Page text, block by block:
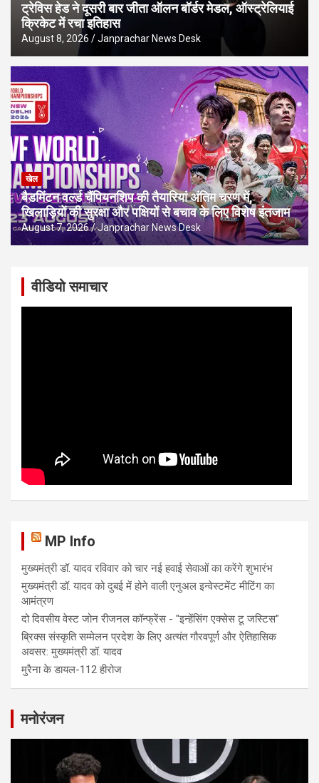
ट्रेविस हेड ने दूसरी बार जीता ऑलन बॉर्डर मेडल, ऑस्ट्रेलियाई
क्रिकेट में रचा इतिहास
August 8, 2026 Janprachar News Desk
खेल
बैडमिंटन वर्ल्ड चैंपियनशिप की तैयारियां अंतिम चरण में,
खिलाड़ियों की सुरक्षा और पक्षियों से बचाव के लिए विशेष इंतजाम
August 7, 2026 Janprachar News Desk
वीडियो समाचार
MP Info
मुख्यमंत्री डॉ. यादव रविवार को चार नई हवाई सेवाओं का करेंगे शुभारंभ
मुख्यमंत्री डॉ. यादव को दुबई में होने वाली एनुअल इन्वेस्टमेंट मीटिंग का
आमंत्रण
दो दिवसीय वेस्ट जोन रीजनल कॉन्फ्रेंस - "इन्हेंसिंग एक्सेस टू जस्टिस"
ब्रिक्स संस्कृति सम्मेलन प्रदेश के लिए अत्यंत गौरवपूर्ण और ऐतिहासिक
अवसर: मुख्यमंत्री डॉ. यादव
मुरैना के डायल-112 हीरोज
मनोरंजन